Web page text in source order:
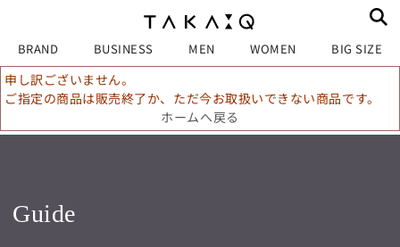
BRAND BUSINESS MEN WOMEN BIG SIZE
申し訳ございません。
ご指定の商品は販売終了か、ただ今お取扱いできない商品です。
ホームへ戻る
Guide